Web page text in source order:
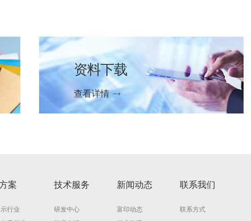
资料下载
查看详情
案
行业
技术服务
研发中心
新闻动态
富印动态
联系我们
联系方式